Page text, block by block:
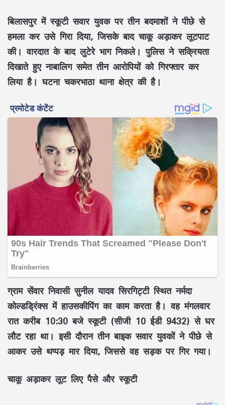
बिलासपुर में स्कूटी सवार युवक पर तीन बदमाशों ने पीछे से
हमला कर उसे गिरा दिया, जिसके बाद चाकू अड़ाकर लूटपाट
की। वारदात के बाद लुटेरे भाग निकले। पुलिस ने सक्रियता
दिखाते हुए नाबालिग समेत तीन आरोपियों को गिरफ्तार कर
लिया है। घटना चकरभाठा थाना क्षेत्र की है।
ग्राम सेंवार निवासी सुनील यादव सिरगिट्टी स्थित नर्मदा
कोल्डड्रिंक्स में हाउसकीपिंग का काम करता है। वह मंगलवार
रात करीब 10:30 बजे स्कूटी (सीजी 10 ईडी 9432) से घर
लौट रहा था। इसी दौरान तीन बाइक सवार युवकों ने पीछे से
आकर उसे थप्पड़ मार दिया, जिससे वह सड़क पर गिर गया।
चाकू अड़ाकर लूट लिए पैसे और स्कूटी